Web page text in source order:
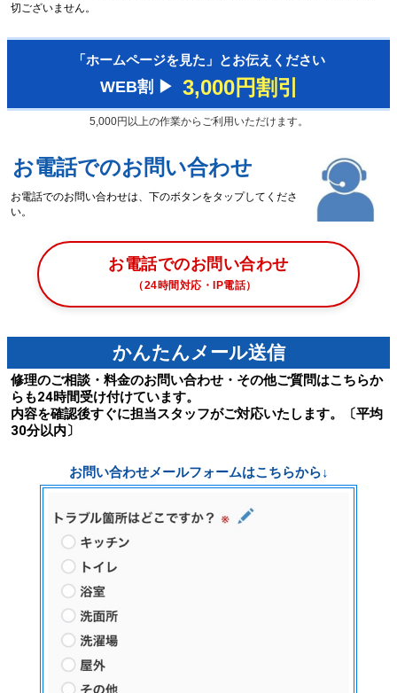
切ございません。
「ホームページを見た」とお伝えください
WEB割 ▶︎ 3,000円割引
5,000円以上の作業からご利用いただけます。
お電話でのお問い合わせ
お電話でのお問い合わせは、下のボタンをタップしてくださ
い。
お電話でのお問い合わせ
（24時間対応・IP電話）
かんたんメール送信
修理のご相談・料金のお問い合わせ・その他ご質問はこちらか
らも24時間受け付けています。
内容を確認後すぐに担当スタッフがご対応いたします。〔平均
30分以内〕
お問い合わせメールフォームはこちらから↓